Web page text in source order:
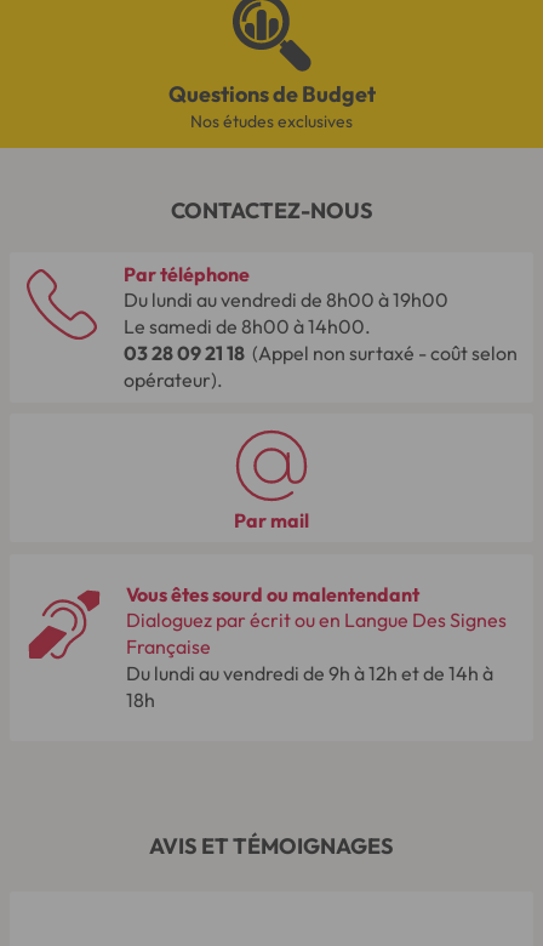
Questions de Budget
Nos études exclusives
CONTACTEZ-NOUS
Par téléphone
Du lundi au vendredi de 8h00 à 19h00
Le samedi de 8h00 à 14h00.
03 28 09 21 18 (Appel non surtaxé - coût selon
opérateur).
Par mail
Vous êtes sourd ou malentendant
Dialoguez par écrit ou en Langue Des Signes
Française
Du lundi au vendredi de 9h à 12h et de 14h à
18h
AVIS ET TÉMOIGNAGES